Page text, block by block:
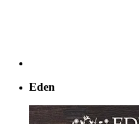
Eden